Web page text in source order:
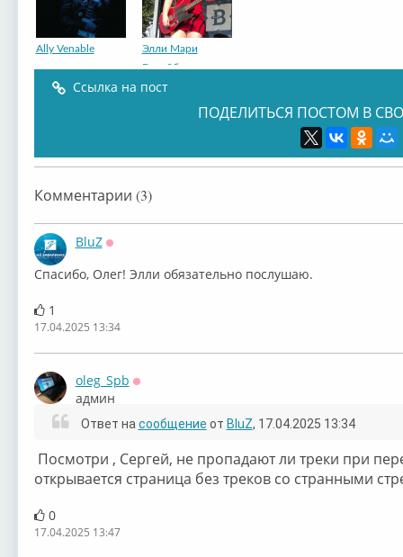
Ally Venable
Элли Мари
Венейбл
Ссылка на пост
ПОДЕЛИТЬСЯ ПОСТОМ В
Комментарии (3)
BluZ
Спасибо, Олег! Элли обязательно послушаю.
1
17.04.2025 13:34
oleg_Spb
админ
Ответ на сообщение от BluZ, 17.04.2025 13:34
Посмотри , Сергей, не пропадают ли треки при
открывается страница без треков со странными
0
17.04.2025 13:47